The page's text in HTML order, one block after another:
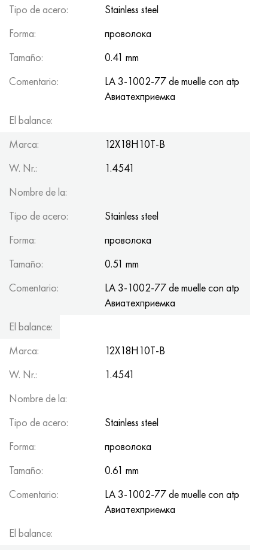
Tipo de acero:
Stainless steel
Forma:
проволока
Tamaño:
0.41 mm
Comentario:
LA 3-1002-77 de muelle con atp
Авиатеxприемка
El balance:
Marca:
12Х18Н10Т-В
W. Nr.:
1.4541
Nombre de la:
Tipo de acero:
Stainless steel
Forma:
проволока
Tamaño:
0.51 mm
Comentario:
LA 3-1002-77 de muelle con atp
Авиатеxприемка
El balance:
Marca:
12Х18Н10Т-В
W. Nr.:
1.4541
Nombre de la:
Tipo de acero:
Stainless steel
Forma:
проволока
Tamaño:
0.61 mm
Comentario:
LA 3-1002-77 de muelle con atp
Авиатеxприемка
El balance: